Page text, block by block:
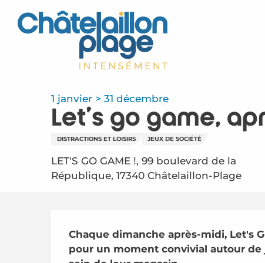
contenu
1 janvier > 31 décembre
Let's go game,
DISTRACTIONS ET LOISIRS JEUX DE SOCIÉTÉ
LET'S GO GAME !, 99 boulevard de la
République, 17340 Châtelaillon-Plage
Description
Chaque dimanche après-midi, Let's
pour un moment convivial autour